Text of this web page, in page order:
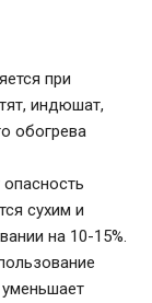
при
индюшат,
обогрева
сухим и
на 10-15%.